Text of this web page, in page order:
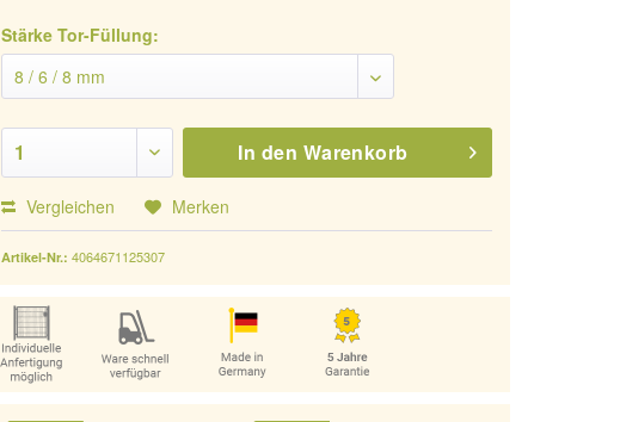
Stärke Tor-Füllung:
In den Warenkorb
Vergleichen Merken
Artikel-Nr.:4064671125307